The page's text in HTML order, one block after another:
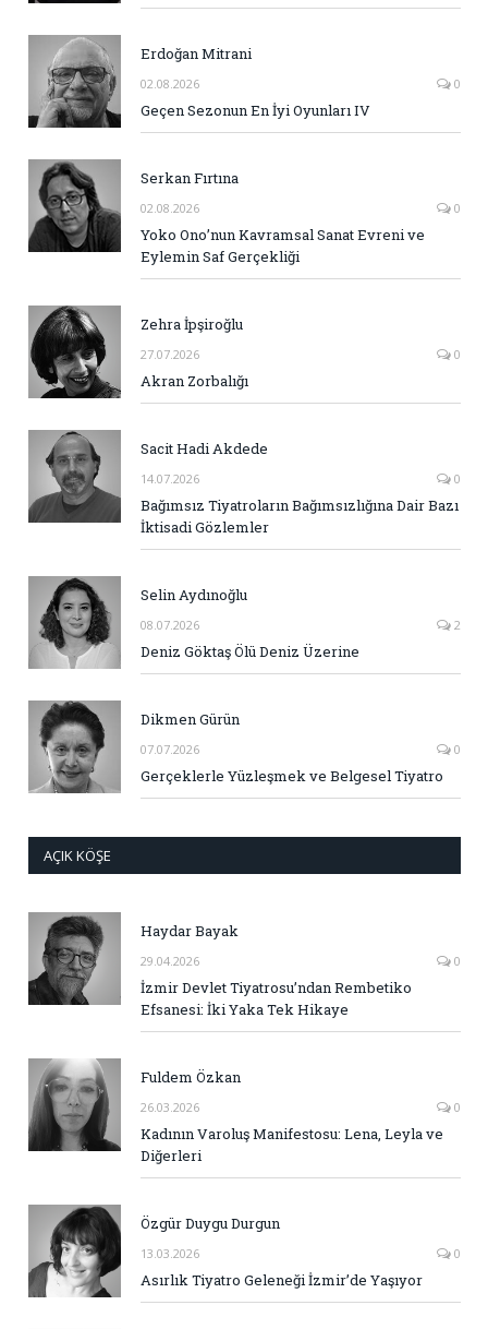
Erdoğan Mitrani
02.08.2026 0
Geçen Sezonun En İyi Oyunları IV
Serkan Fırtına
02.08.2026 0
Yoko Ono’nun Kavramsal Sanat Evreni ve
Eylemin Saf Gerçekliği
Zehra İpşiroğlu
27.07.2026 0
Akran Zorbalığı
Sacit Hadi Akdede
14.07.2026 0
Bağımsız Tiyatroların Bağımsızlığına Dair Bazı
İktisadi Gözlemler
Selin Aydınoğlu
08.07.2026 2
Deniz Göktaş Ölü Deniz Üzerine
Dikmen Gürün
07.07.2026 0
Gerçeklerle Yüzleşmek ve Belgesel Tiyatro
AÇIK KÖŞE
Haydar Bayak
29.04.2026 0
İzmir Devlet Tiyatrosu’ndan Rembetiko
Efsanesi: İki Yaka Tek Hikaye
Fuldem Özkan
26.03.2026 0
Kadının Varoluş Manifestosu: Lena, Leyla ve
Diğerleri
Özgür Duygu Durgun
13.03.2026 0
Asırlık Tiyatro Geleneği İzmir’de Yaşıyor